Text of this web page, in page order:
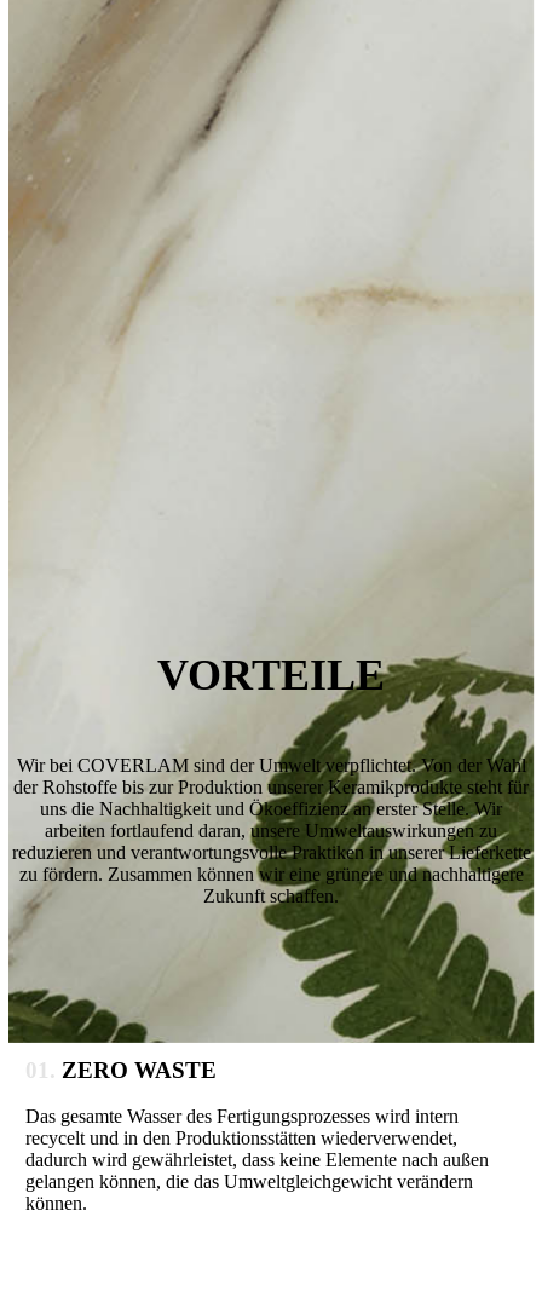
VORTEILE
Wir bei COVERLAM sind der Umwelt verpflichtet. Von der Wahl
der Rohstoffe bis zur Produktion unserer Keramikprodukte steht für
uns die Nachhaltigkeit und Ökoeffizienz an erster Stelle. Wir
arbeiten fortlaufend daran, unsere Umweltauswirkungen zu
reduzieren und verantwortungsvolle Praktiken in unserer Lieferkette
zu fördern. Zusammen können wir eine grünere und nachhaltigere
Zukunft schaffen.
01. ZERO WASTE
Das gesamte Wasser des Fertigungsprozesses wird intern
recycelt und in den Produktionsstätten wiederverwendet,
dadurch wird gewährleistet, dass keine Elemente nach außen
gelangen können, die das Umweltgleichgewicht verändern
können.